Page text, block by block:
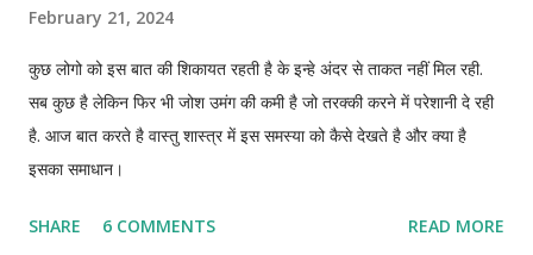
February 21, 2024
कुछ लोगो को इस बात की शिकायत रहती है के इन्हे अंदर से ताकत नहीं मिल रही.
सब कुछ है लेकिन फिर भी जोश उमंग की कमी है जो तरक्की करने में परेशानी दे रही
है. आज बात करते है वास्तु शास्त्र में इस समस्या को कैसे देखते है और क्या है
इसका समाधान।
SHARE 6 COMMENTS READ MORE